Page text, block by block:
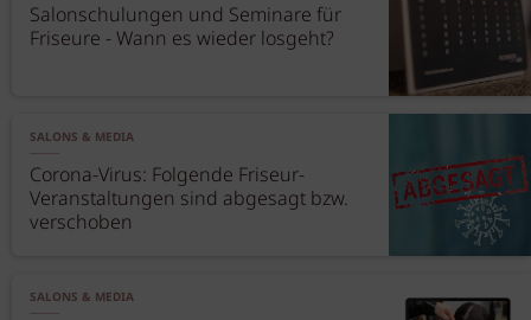
Salonschulungen und Seminare für
Friseure - Wann es wieder losgeht?
SALONS & MEDIA
Corona-Virus: Folgende Friseur-
Veranstaltungen sind abgesagt bzw.
verschoben
SALONS & MEDIA